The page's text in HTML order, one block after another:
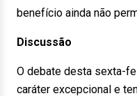
benefício ainda não
Discussão
O debate desta sexta-
caráter excepcional e